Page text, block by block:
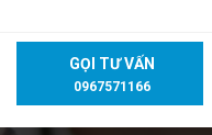
GỌI TƯ VẤN
0967571166